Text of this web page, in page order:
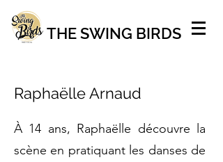
THE SWING BIRDS
Raphaëlle Arnaud
À 14 ans, Raphaëlle découvre la
scène en pratiquant les danses de